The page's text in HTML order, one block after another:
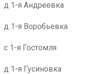
д 1-я Андреевка
д 1-я Воробьевка
с 1-я Гостомля
д 1-я Гусиновка